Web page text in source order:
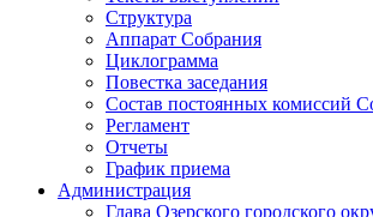
Структура
Аппарат Собрания
Циклограмма
Повестка заседания
Состав постоянных комиссий
Регламент
Отчеты
График приема
Администрация
Глава Озерского городского